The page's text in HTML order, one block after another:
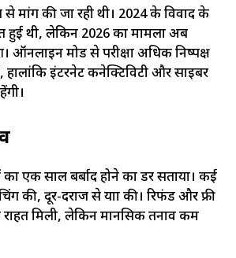
मांग की जा रही थी। 2024 के विवाद के
हुई थी, लेकिन 2026 का मामला अब
ऑनलाइन मोड से परीक्षा अधिक निष्पक्ष
इंटरनेट कनेक्टिविटी और साइबर
का एक साल बर्बाद होने का डर सताया। कई
की, दूर-दराज से यात्रा की। रिफंड और फ्री
राहत मिली, लेकिन मानसिक तनाव कम